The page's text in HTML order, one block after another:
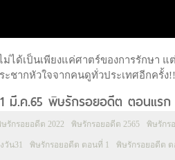
ได้เป็นเพียงแค่ศาตร์ของการรักษา
ะชากหัวใจจากคนดูทั่วประเทศอีกครั้ง!!
มี.ค.65 พิษรักรอยอดีต ตอนแร
รักรอยอดีต 2022 พิษรักรอยอดีต 2565 พิษรักร
วัน31 พิษรักรอยอดีต ตอนที่ 1 พิษรักรอยอดีต ต